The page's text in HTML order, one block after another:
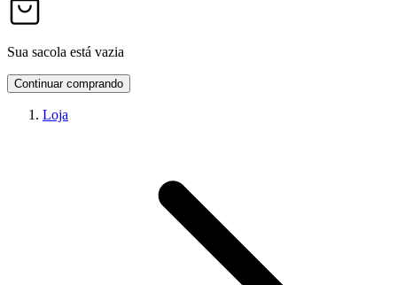
Sua sacola está vazia
Continuar comprando
Loja